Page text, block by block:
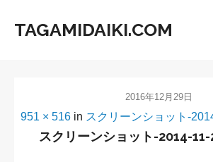
TAGAMIDAIKI.COM
2016年12月29日
951 × 516 in スクリーンショット-
スクリーンショット-2014-